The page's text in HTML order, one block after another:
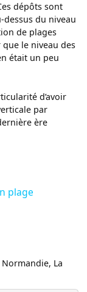
dépôts sont
dessus du niveau
de plages
le niveau des
était un peu
d’avoir
par
ère
plage
Normandie, La